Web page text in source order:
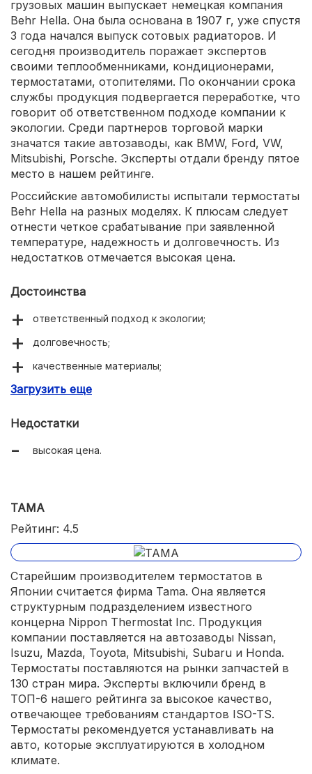
грузовых машин выпускает немецкая компания
Behr Hella. Она была основана в 1907 г, уже спустя
3 года начался выпуск сотовых радиаторов. И
сегодня производитель поражает экспертов
своими теплообменниками, кондиционерами,
термостатами, отопителями. По окончании срока
службы продукция подвергается переработке, что
говорит об ответственном подходе компании к
экологии. Среди партнеров торговой марки
значатся такие автозаводы, как BMW, Ford, VW,
Mitsubishi, Porsche. Эксперты отдали бренду пятое
место в нашем рейтинге.
Российские автомобилисты испытали термостаты
Behr Hella на разных моделях. К плюсам следует
отнести четкое срабатывание при заявленной
температуре, надежность и долговечность. Из
недостатков отмечается высокая цена.
Достоинства
ответственный подход к экологии;
долговечность;
качественные материалы;
многообразие моделей.
Загрузить еще
Недостатки
высокая цена.
TAMA
Рейтинг: 4.5
Старейшим производителем термостатов в
Японии считается фирма Tama. Она является
структурным подразделением известного
концерна Nippon Thermostat Inc. Продукция
компании поставляется на автозаводы Nissan,
Isuzu, Mazda, Toyota, Mitsubishi, Subaru и Honda.
Термостаты поставляются на рынки запчастей в
130 стран мира. Эксперты включили бренд в
ТОП-6 нашего рейтинга за высокое качество,
отвечающее требованиям стандартов ISO-TS.
Термостаты рекомендуется устанавливать на
авто, которые эксплуатируются в холодном
климате.